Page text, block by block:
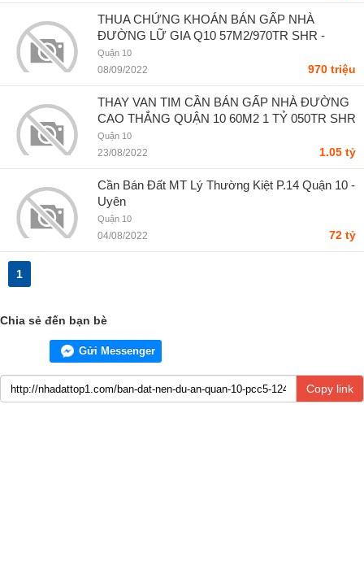
THUA CHỨNG KHOÁN BÁN GẤP NHÀ
ĐƯỜNG LỮ GIA Q10 57M2/970TR SHR -
NGỌC ÁNH
Quận 10
08/09/2022 970 triệu
THAY VAN TIM CẦN BÁN GẤP NHÀ ĐƯỜNG
CAO THẮNG QUẬN 10 60M2 1 TỶ 050TR SHR
SÁT CHỢ TIỆN KD - Hoàng Anh
Quận 10
23/08/2022 1.05 tỷ
Cần Bán Đất MT Lý Thường Kiệt P.14 Quận 10 -
Uyên
Quận 10
04/08/2022 72 tỷ
1
Chia sẻ đến bạn bè
Gửi Messenger
Copy link